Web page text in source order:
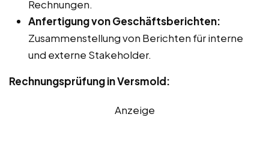
Rechnungen.
Anfertigung von Geschäftsberichten:
Zusammenstellung von Berichten für interne
und externe Stakeholder.
Rechnungsprüfung in Versmold:
Anzeige